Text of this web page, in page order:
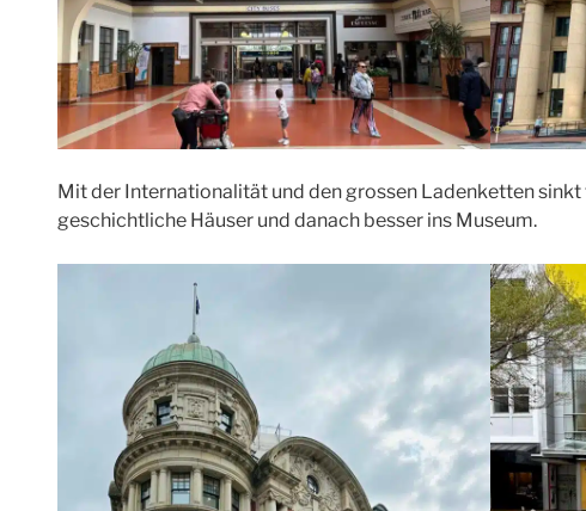
Mit der Internationalität und den grossen Ladenketten
geschichtliche Häuser und danach besser ins Museum.